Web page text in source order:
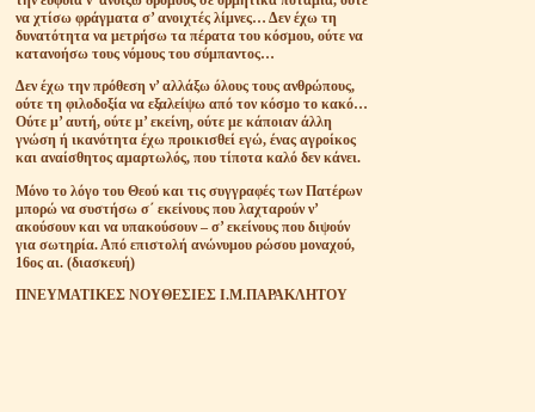
να χτίσω φράγματα σ’ ανοιχτές λίμνες… Δεν έχω τη
δυνατότητα να μετρήσω τα πέρατα του κόσμου, ούτε να
κατανοήσω τους νόμους του σύμπαντος…
Δεν έχω την πρόθεση ν’ αλλάξω όλους τους ανθρώπους,
ούτε τη φιλοδοξία να εξαλείψω από τον κόσμο το κακό…
Ούτε μ’ αυτή, ούτε μ’ εκείνη, ούτε με κάποιαν άλλη
γνώση ή ικανότητα έχω προικισθεί εγώ, ένας αγροίκος
και αναίσθητος αμαρτωλός, που τίποτα καλό δεν κάνει.
Μόνο το λόγο του Θεού και τις συγγραφές των Πατέρων
μπορώ να συστήσω σ΄ εκείνους που λαχταρούν ν’
ακούσουν και να υπακούσουν – σ’ εκείνους που διψούν
για σωτηρία. Από επιστολή ανώνυμου ρώσου μοναχού,
16ος αι. (διασκευή)
ΠΝΕΥΜΑΤΙΚΕΣ ΝΟΥΘΕΣΙΕΣ Ι.Μ.ΠΑΡΑΚΛΗΤΟY